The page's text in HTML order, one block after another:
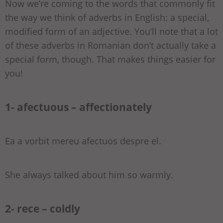
Now we’re coming to the words that commonly fit
the way we think of adverbs in English: a special,
modified form of an adjective. You’ll note that a lot
of these adverbs in Romanian don’t actually take a
special form, though. That makes things easier for
you!
1- afectuous – affectionately
Ea a vorbit mereu afectuos despre el.
She always talked about him so warmly.
2- rece – coldly